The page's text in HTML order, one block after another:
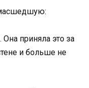
Она приняла это за
и больше не